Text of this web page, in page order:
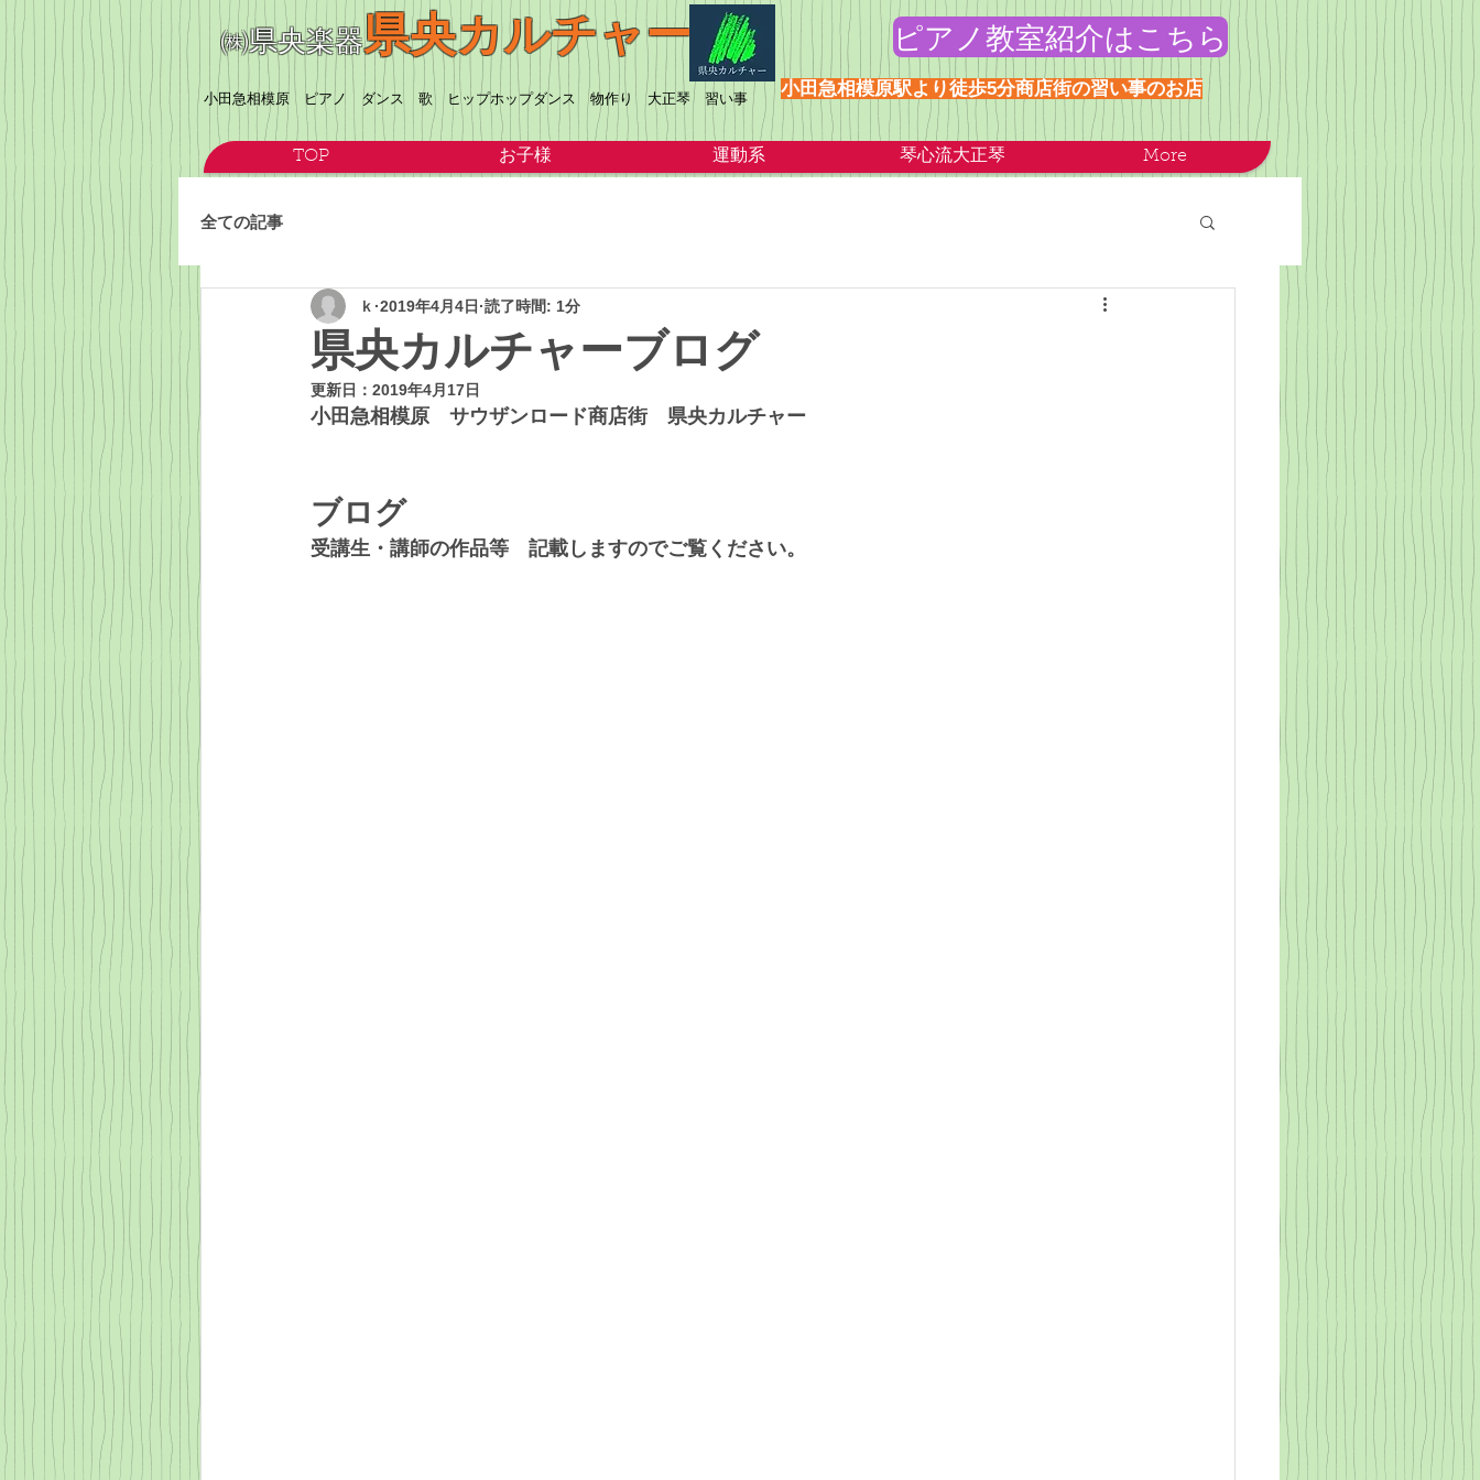
㈱県央楽器県央カルチャー
​小田急相模原 ピアノ ダンス 歌 ヒップホップダンス 物作り 大正琴 習い事
ピアノ教室紹介はこちら
​小田急相模原駅より徒歩5分商店街の習い事のお店
TOP お子様 運動系 琴心流大正琴 More
全ての記事
県央カルチャーブログ
ｋ 2019年4月4日 読了時間: 1分
更新日： 2019年4月17日
小田急相模原　サウザンロード商店街　県央カルチャー
ブログ
受講生・講師の作品等　記載しますのでご覧ください。